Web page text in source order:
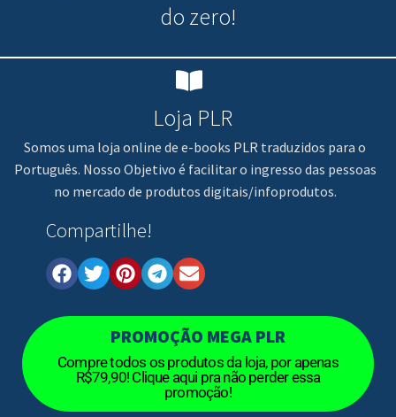
do zero!
Loja PLR
Somos uma loja online de e-books PLR traduzidos para o
Português. Nosso Objetivo é facilitar o ingresso das pessoas
no mercado de produtos digitais/infoprodutos.
Compartilhe!
PROMOÇÃO MEGA PLR
Compre todos os produtos da loja, por apenas
R$79,90! Clique aqui pra não perder essa
promoção!